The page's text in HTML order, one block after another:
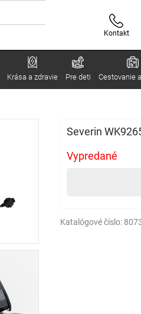
Kontakt
Krása a zdravie Pre deti Cestovanie
Severin
Vypredané
Katalógové číslo: